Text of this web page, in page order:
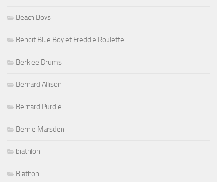
Beach Boys
Benoit Blue Boy et Freddie Roulette
Berklee Drums
Bernard Allison
Bernard Purdie
Bernie Marsden
biathlon
Biathon